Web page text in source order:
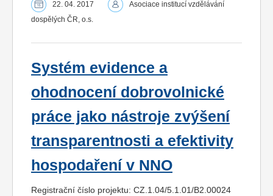
22. 04. 2017
Asociace institucí vzdělávání
dospělých ČR, o.s.
Systém evidence a
ohodnocení dobrovolnické
práce jako nástroje zvýšení
transparentnosti a efektivity
hospodaření v NNO
Registrační číslo projektu: CZ.1.04/5.1.01/B2.00024